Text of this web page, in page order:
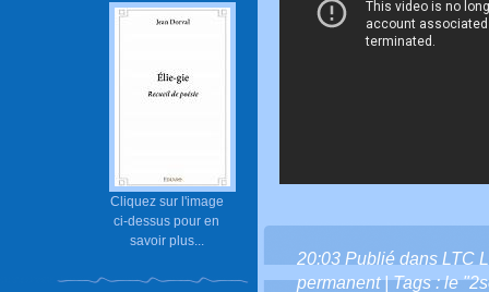
Cliquez sur l'image
ci-dessus pour en
savoir plus...
20:03 Publié dans LTC
permanent| Tags :le